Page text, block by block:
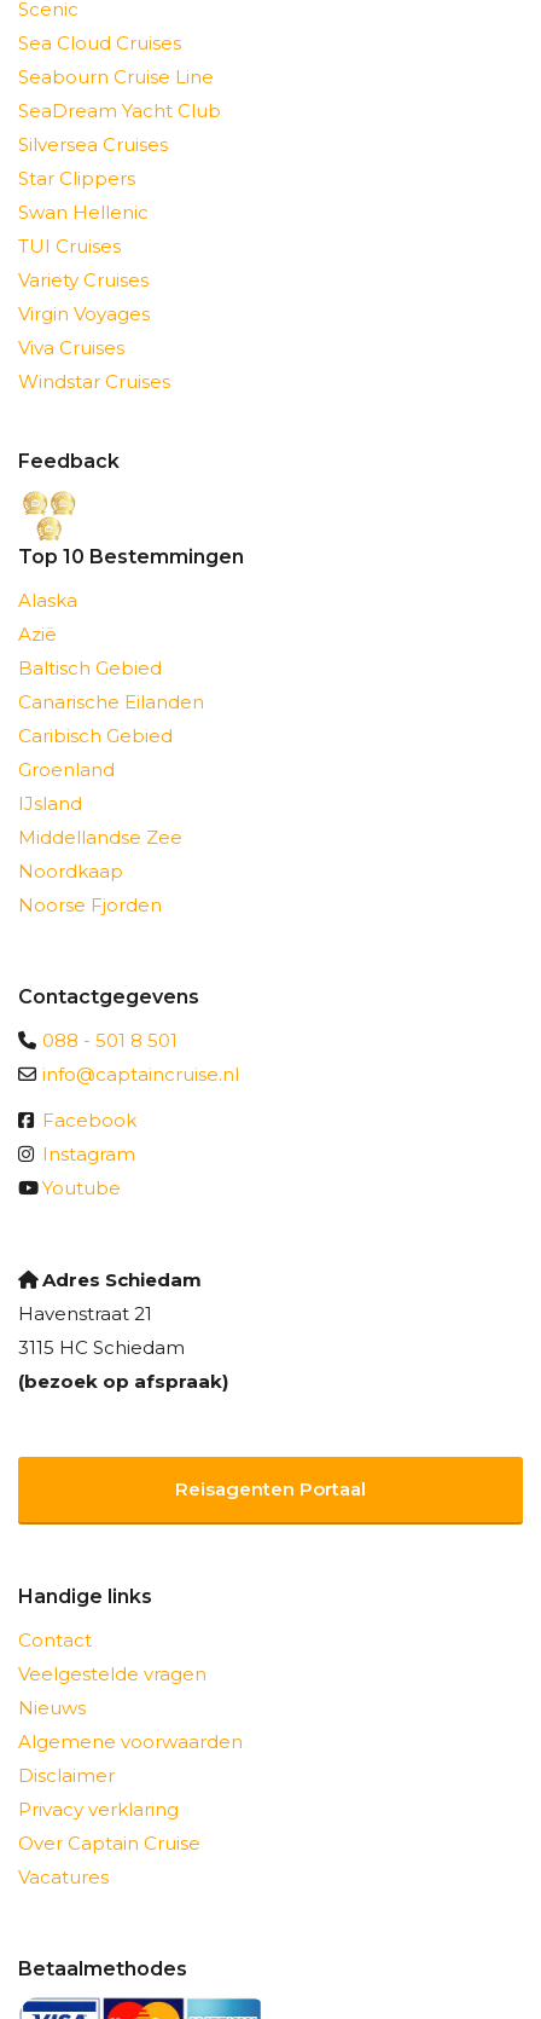
Scenic
Sea Cloud Cruises
Seabourn Cruise Line
SeaDream Yacht Club
Silversea Cruises
Star Clippers
Swan Hellenic
TUI Cruises
Variety Cruises
Virgin Voyages
Viva Cruises
Windstar Cruises
Feedback
Top 10 Bestemmingen
Alaska
Azië
Baltisch Gebied
Canarische Eilanden
Caribisch Gebied
Groenland
IJsland
Middellandse Zee
Noordkaap
Noorse Fjorden
Contactgegevens
088 - 501 8 501
info@captaincruise.nl
Facebook
Instagram
Youtube
Adres Schiedam
Havenstraat 21
3115 HC Schiedam
(bezoek op afspraak)
Reisagenten Portaal
Handige links
Contact
Veelgestelde vragen
Nieuws
Algemene voorwaarden
Disclaimer
Privacy verklaring
Over Captain Cruise
Vacatures
Betaalmethodes